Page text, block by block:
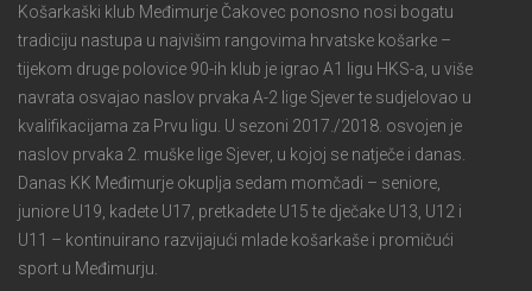
Košarkaški klub Međimurje Čakovec ponosno nosi bogatu
tradiciju nastupa u najvišim rangovima hrvatske košarke –
tijekom druge polovice 90-ih klub je igrao A1 ligu HKS-a, u više
navrata osvajao naslov prvaka A-2 lige Sjever te sudjelovao u
kvalifikacijama za Prvu ligu. U sezoni 2017./2018. osvojen je
naslov prvaka 2. muške lige Sjever, u kojoj se natječe i danas.
Danas KK Međimurje okuplja sedam momčadi – seniore,
juniore U19, kadete U17, pretkadete U15 te dječake U13, U12 i
U11 – kontinuirano razvijajući mlade košarkaše i promičući
sport u Međimurju.